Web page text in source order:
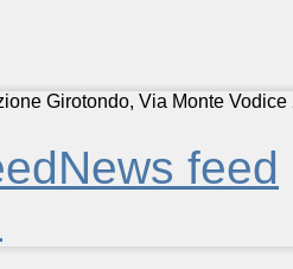
Girotondo, Via Monte Vodice
News feed